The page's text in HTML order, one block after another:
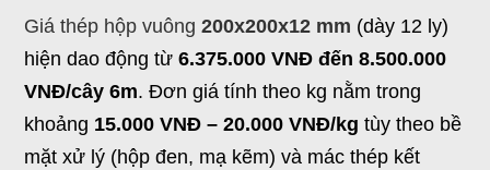
Giá thép hộp vuông 200x200x12 mm (dày 12 ly)
hiện dao động từ 6.375.000 VNĐ đến 8.500.000
VNĐ/cây 6m. Đơn giá tính theo kg nằm trong
khoảng 15.000 VNĐ – 20.000 VNĐ/kg tùy theo bề
mặt xử lý (hộp đen, mạ kẽm) và mác thép kết